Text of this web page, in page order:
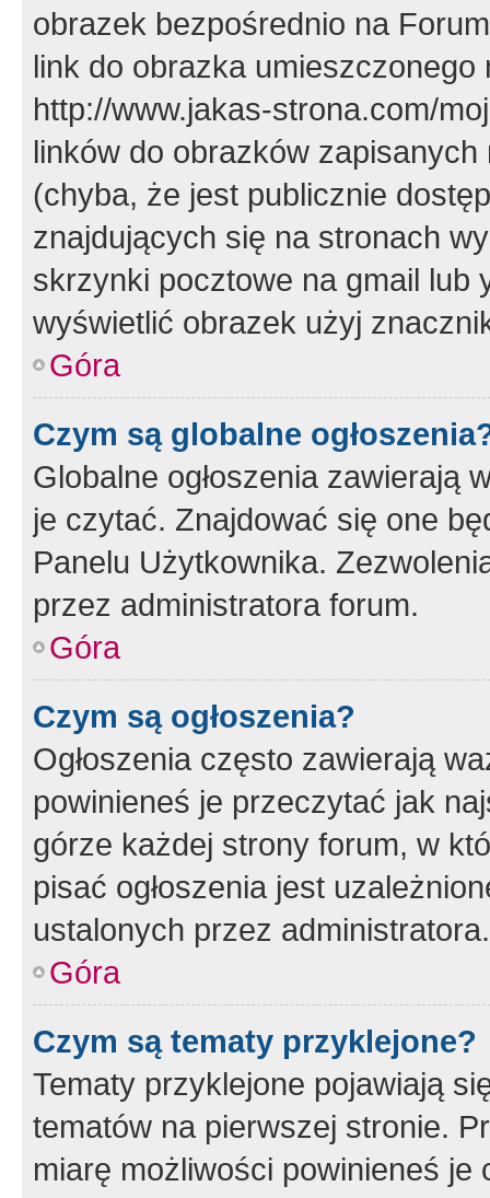
obrazek bezpośrednio na
link do obrazka
http://www.jakas-strona.com/
linków do obrazków
(chyba, że jest publicznie
znajdujących się na stronach
skrzynki pocztowe na gmail lub
wyświetlić obrazek użyj
Góra
Czym są globalne
Globalne ogłoszenia zawierają
je czytać. Znajdować się one
Panelu Użytkownika.
przez administratora forum.
Góra
Czym są ogłoszenia?
Ogłoszenia często zawierają
powinieneś je przeczytać jak
górze każdej strony forum, w
pisać ogłoszenia jest
ustalonych przez administratora.
Góra
Czym są tematy przyklejone?
Tematy przyklejone pojawiają
tematów na pierwszej stronie.
miarę możliwości powinieneś je